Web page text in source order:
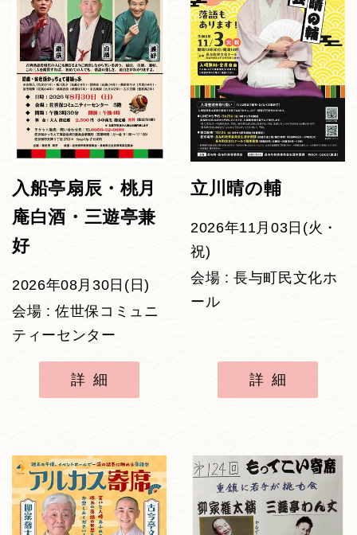
入船亭扇辰・桃月
庵白酒・三遊亭兼
好
2026年08月30日(日)
会場 : 佐世保コミュニ
ティーセンター
詳細
立川晴の輔
2026年11月03日(火・
祝)
会場 : 長与町民文化ホ
ール
詳細